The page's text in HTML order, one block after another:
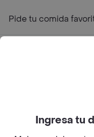
Pide tu comida
Ingresa tu